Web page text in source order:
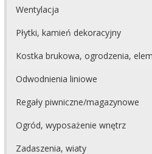
Wentylacja
Płytki, kamień dekoracyjny
Kostka brukowa, ogrodzenia,
Odwodnienia liniowe
Regały piwniczne/magazynowe
Ogród, wyposażenie wnętrz
Zadaszenia, wiaty